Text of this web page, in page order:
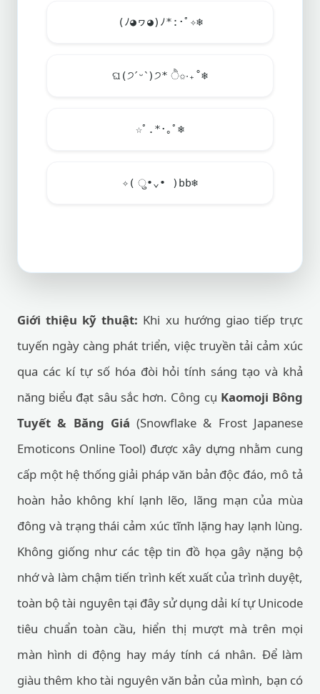
(ﾉ◕ヮ◕)ﾉ*:･ﾟ✧❄️
ଘ(੭ˊᵕˋ)੭* ੈ✩‧₊˚❄️
☆ﾟ.*･｡ﾟ ❄️
✧( ु•⌄• )bb❄️
Giới thiệu kỹ thuật: Khi xu hướng giao tiếp trực
tuyến ngày càng phát triển, việc truyền tải cảm xúc
qua các kí tự số hóa đòi hỏi tính sáng tạo và khả
năng biểu đạt sâu sắc hơn. Công cụ Kaomoji Bông
Tuyết & Băng Giá (Snowflake & Frost Japanese
Emoticons Online Tool) được xây dựng nhằm cung
cấp một hệ thống giải pháp văn bản độc đáo, mô tả
hoàn hảo không khí lạnh lẽo, lãng mạn của mùa
đông và trạng thái cảm xúc tĩnh lặng hay lạnh lùng.
Không giống như các tệp tin đồ họa gây nặng bộ
nhớ và làm chậm tiến trình kết xuất của trình duyệt,
toàn bộ tài nguyên tại đây sử dụng dải kí tự Unicode
tiêu chuẩn toàn cầu, hiển thị mượt mà trên mọi
màn hình di động hay máy tính cá nhân. Để làm
giàu thêm kho tài nguyên văn bản của mình, bạn có